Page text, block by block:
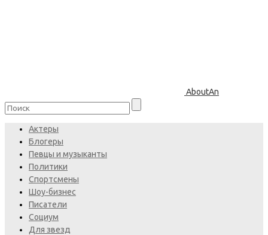
AboutAn
Актеры
Блогеры
Певцы и музыканты
Политики
Спортсмены
Шоу-бизнес
Писатели
Социум
Для звезд